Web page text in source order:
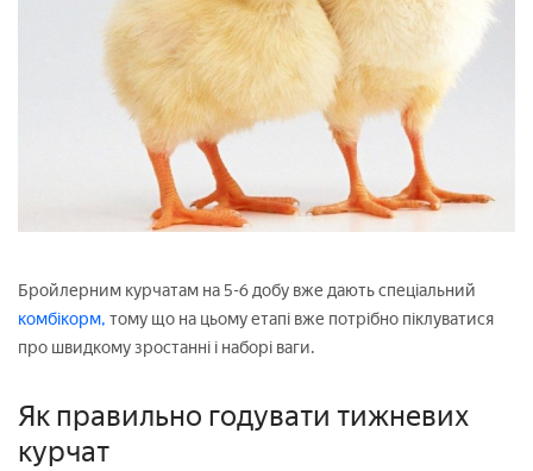
Бройлерним курчатам на 5-6 добу вже дають спеціальний
комбікорм, тому що на цьому етапі вже потрібно піклуватися
про швидкому зростанні і наборі ваги.
Як правильно годувати тижневих
курчат